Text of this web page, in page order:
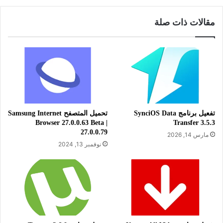
لاستيرادها في تطبيق تقويم جهاز الكمبيوتر الخاص بك.
معلومات تقنية عن التطبيق:
العنوان: Transfer Companion 4.03.1
اسم الملف: Transfer Companion:
SMS Backup
حجم الملف: 25.9 ميجابايت
تاريخ التحديث: 24 مايو 2023
الترخيص: مجاني
مقالات ذات صلة
تفعيل برنامج SynciOS Data
Transfer 3.5.3
مارس 14, 2026
تحميل المتصفح Samsung Internet
Browser 27.0.0.63 Beta |
27.0.0.79
نوفمبر 13, 2024